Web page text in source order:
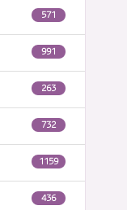
571
991
263
732
1159
436